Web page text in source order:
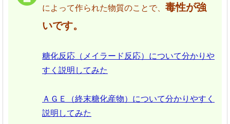
によって作られた物質のことで、 毒性が強
いです。
糖化反応（メイラード反応）について分かりや
すく説明してみた
ＡＧＥ（終末糖化産物）について分かりやすく
説明してみた